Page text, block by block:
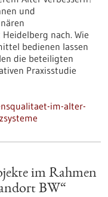
und
nach. Wie
bedienen lassen
die beteiligten
Praxisstudie
im-alter-
im Rahmen
BW“